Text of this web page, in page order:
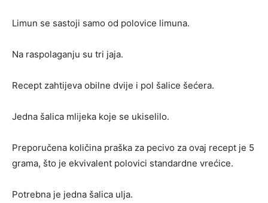
Limun se sastoji samo od polovice limuna.
Na raspolaganju su tri jaja.
Recept zahtijeva obilne dvije i pol šalice šećera.
Jedna šalica mlijeka koje se ukiselilo.
Preporučena količina praška za pecivo za ovaj recept je 5
grama, što je ekvivalent polovici standardne vrećice.
Potrebna je jedna šalica ulja.